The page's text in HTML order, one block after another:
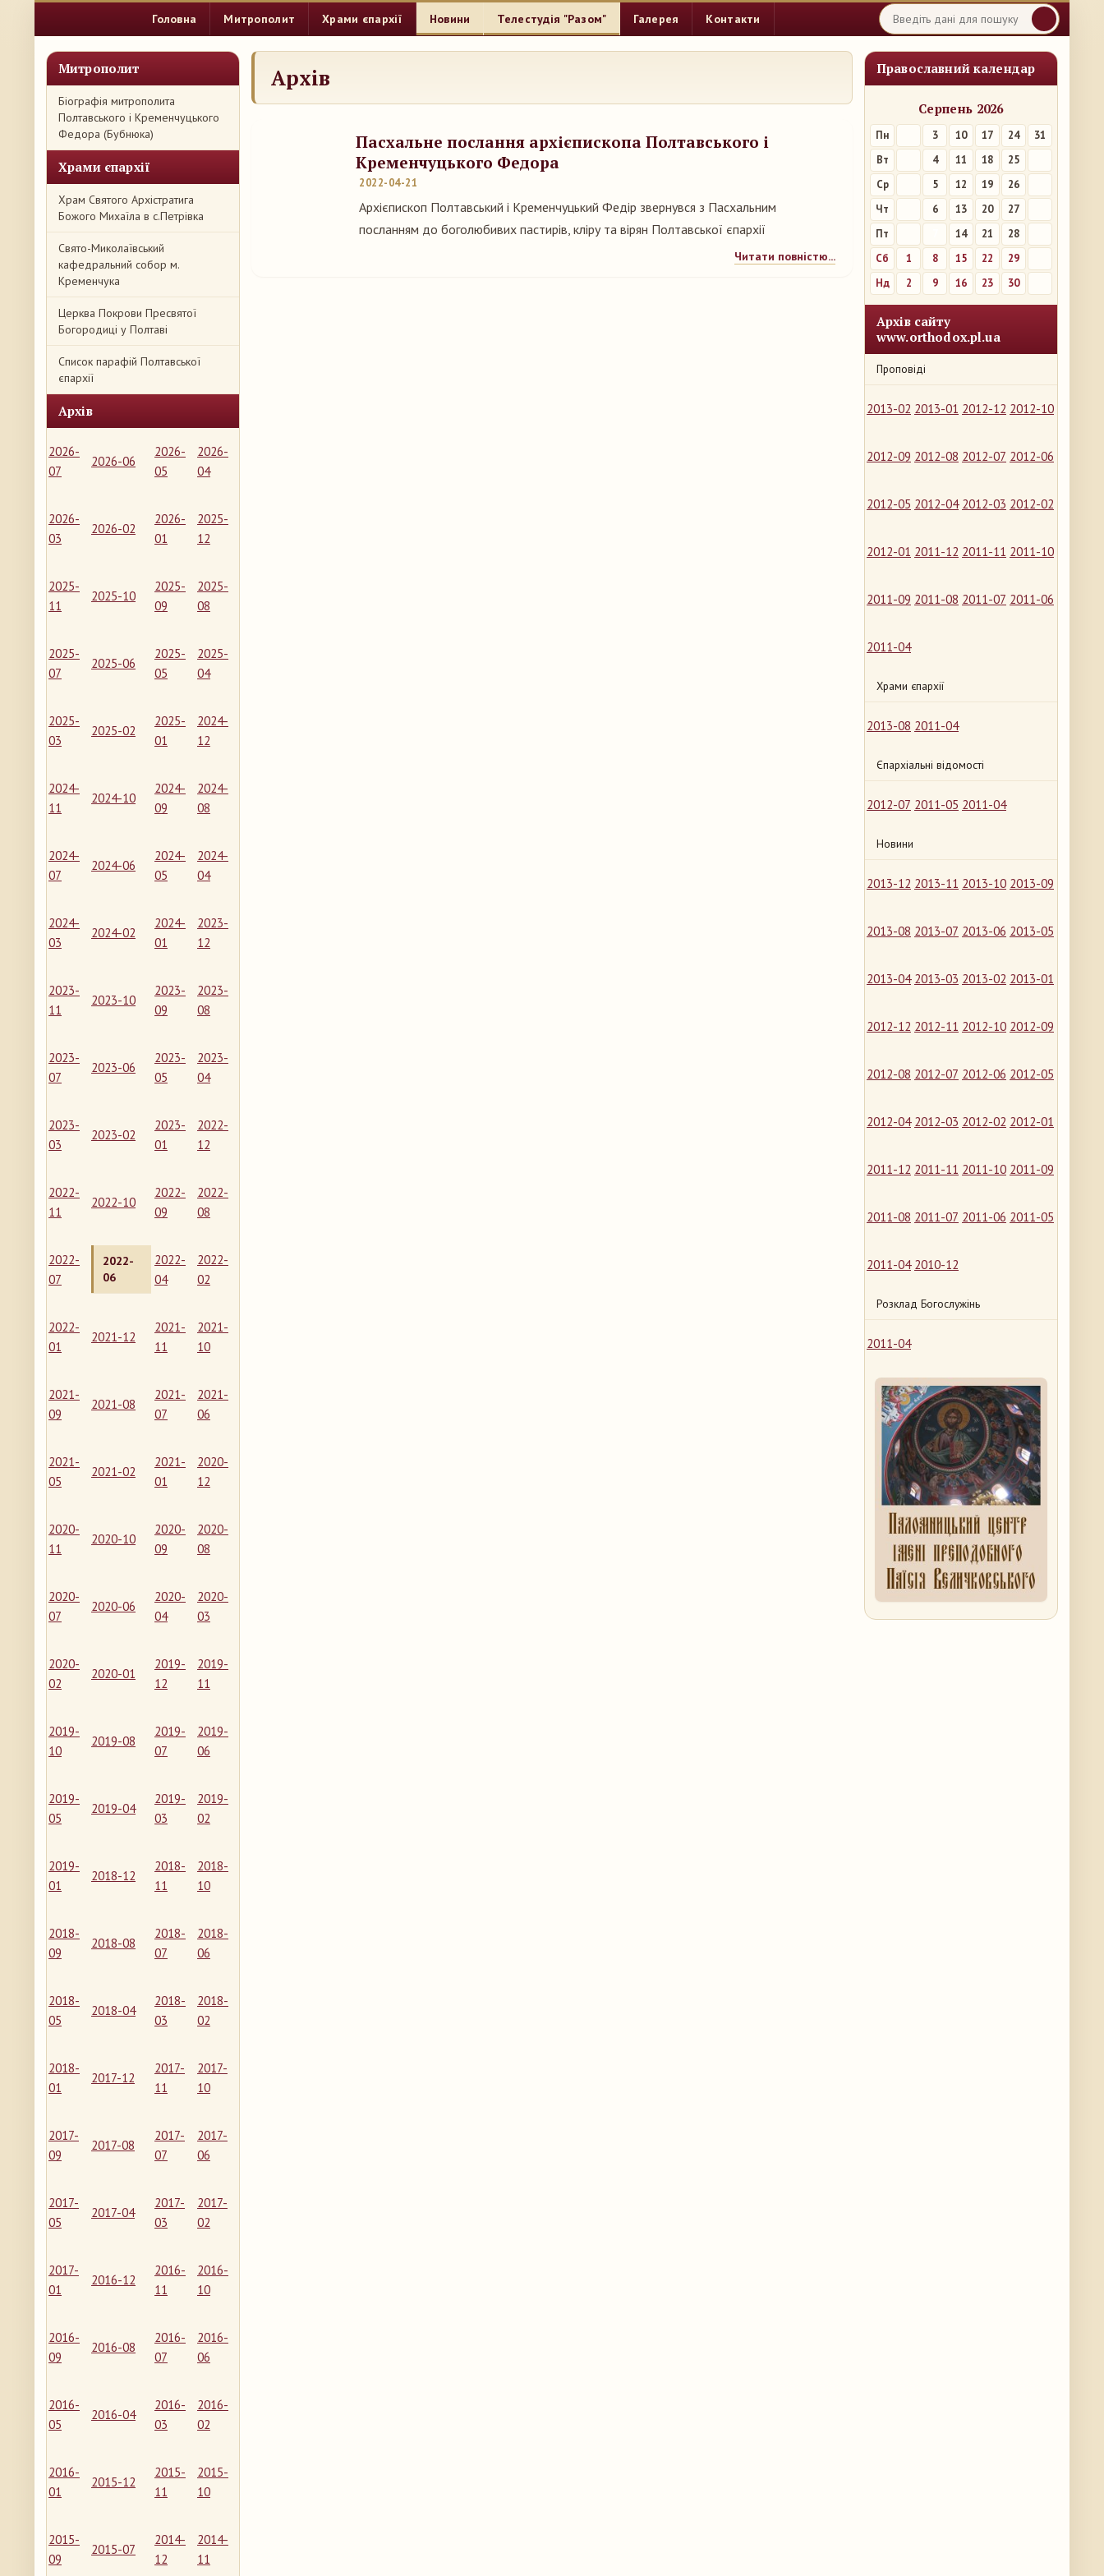
Головна Митрополит Храми єпархії Новини Телестудія "Разом" Галерея Контакти
Митрополит
Біографія митрополита
Полтавського і Кременчуцького
Федора (Бубнюка)
Храми єпархії
Храм Святого Архістратига
Божого Михаїла в с.Петрівка
Свято-Миколаївський
кафедральний собор м.
Кременчука
Церква Покрови Пресвятої
Богородиці у Полтаві
Список парафій Полтавської
єпархії
Архів
2026-
07
2026-06
2026-
05
2026-
04
2026-
03
2026-02
2026-
01
2025-
12
2025-
11
2025-10
2025-
09
2025-
08
2025-
07
2025-06
2025-
05
2025-
04
2025-
03
2025-02
2025-
01
2024-
12
2024-
11
2024-10
2024-
09
2024-
08
2024-
07
2024-06
2024-
05
2024-
04
2024-
03
2024-02
2024-
01
2023-
12
2023-
11
2023-10
2023-
09
2023-
08
2023-
07
2023-06
2023-
05
2023-
04
2023-
03
2023-02
2023-
01
2022-
12
2022-
11
2022-10
2022-
09
2022-
08
2022-
07
2022-
06
2022-
04
2022-
02
2022-
01
2021-12
2021-
11
2021-
10
2021-
09
2021-08
2021-
07
2021-
06
2021-
05
2021-02
2021-
01
2020-
12
2020-
11
2020-10
2020-
09
2020-
08
2020-
07
2020-06
2020-
04
2020-
03
2020-
02
2020-01
2019-
12
2019-
11
2019-
10
2019-08
2019-
07
2019-
06
2019-
05
2019-04
2019-
03
2019-
02
2019-
01
2018-12
2018-
11
2018-
10
2018-
09
2018-08
2018-
07
2018-
06
2018-
05
2018-04
2018-
03
2018-
02
2018-
01
2017-12
2017-
11
2017-
10
2017-
09
2017-08
2017-
07
2017-
06
2017-
05
2017-04
2017-
03
2017-
02
2017-
01
2016-12
2016-
11
2016-
10
2016-
09
2016-08
2016-
07
2016-
06
2016-
05
2016-04
2016-
03
2016-
02
2016-
01
2015-12
2015-
11
2015-
10
2015-
09
2015-07
2014-
12
2014-
11
Православний календар
Серпень 2026
Пн 3 10 17 24
31
Вт
4 11 18
25
Ср
5 12 19
26
Чт
6 13 20
27
Пт
14 21
28
Сб
1 8 15 22
29
Нд
2 9 16 23 30
Архів сайту
www.orthodox.pl.ua
Проповіді
2013-02 2013-01 2012-12 2012-10
2012-09 2012-08 2012-07 2012-06
2012-05 2012-04 2012-03 2012-02
2012-01 2011-12 2011-11 2011-10
2011-09 2011-08 2011-07 2011-06
2011-04
Храми єпархії
2013-08 2011-04
Єпархіальні відомості
2012-07 2011-05 2011-04
Новини
2013-12 2013-11 2013-10 2013-09
2013-08 2013-07 2013-06 2013-05
2013-04 2013-03 2013-02 2013-01
2012-12 2012-11 2012-10 2012-09
2012-08 2012-07 2012-06 2012-05
2012-04 2012-03 2012-02 2012-01
2011-12 2011-11 2011-10 2011-09
2011-08 2011-07 2011-06 2011-05
2011-04 2010-12
Розклад Богослужінь
2011-04
Архів
Пасхальне послання архієпископа Полтавського і
Кременчуцького Федора
2022-04-21
Архієпископ Полтавський і Кременчуцький Федір звернувся з Пасхальним
посланням до боголюбивих пастирів, кліру та вірян Полтавської єпархії
Читати повністю...